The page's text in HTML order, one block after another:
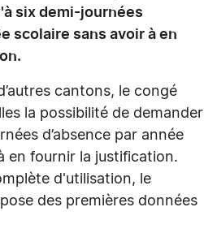
six demi-journées
scolaire sans avoir à en
cantons, le congé
la possibilité de demander
d’absence par année
en fournir la justification.
d'utilisation, le
des premières données